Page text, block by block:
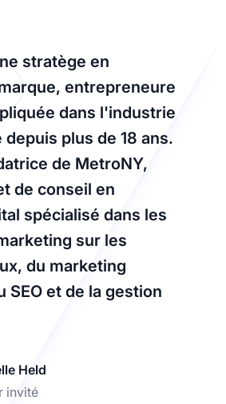
stratège en
entrepreneure
dans l'industrie
plus de 18 ans.
de MetroNY,
de conseil en
spécialisé dans les
sur les
du marketing
SEO et de la gestion
Held
invité